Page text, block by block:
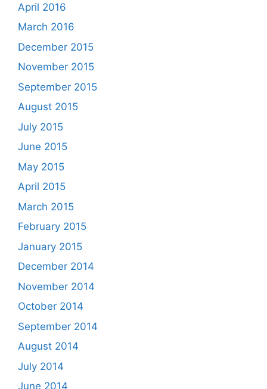
April 2016
March 2016
December 2015
November 2015
September 2015
August 2015
July 2015
June 2015
May 2015
April 2015
March 2015
February 2015
January 2015
December 2014
November 2014
October 2014
September 2014
August 2014
July 2014
June 2014